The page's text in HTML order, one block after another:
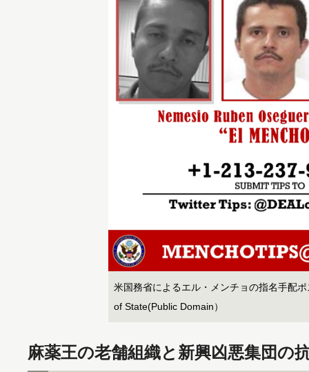
米国務省によるエル・メンチョの指名手配
of State(Public Domain）
麻薬王の老舗組織と新興凶悪集団の